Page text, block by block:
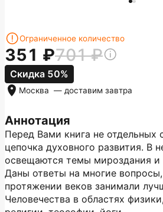
Аннотация
Перед Вами книга не отдельных
цепочка духовного развития. В
освещаются темы мироздания и
Даны ответы на многие
протяжении веков занимали
Человечества в областях
Ограниченное количество
351 701
Скидка 50%
Москва — доставим завтра